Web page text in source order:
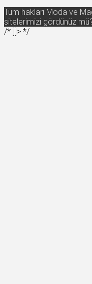
Tüm hakları Moda ve
sitelerimizi gördünüz
/* ]]> */